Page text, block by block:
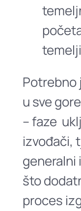
Potrebno
u sve
– faze
izvođači,
generalni
što
proces